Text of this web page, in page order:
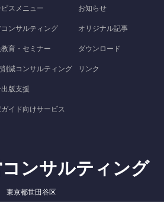
スメニュー
ンサルティング
育・セミナー
減コンサルティング
版支援
イド向けサービス
お知らせ
オリジナル記事
ダウンロード
リンク
ンサルティング
東京都世田谷区